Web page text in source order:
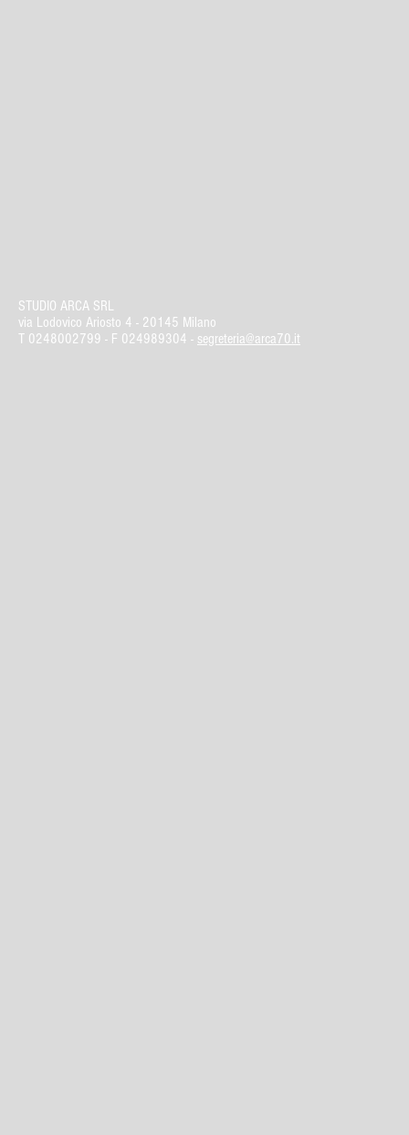
STUDIO ARCA SRL
via Lodovico Ariosto 4 - 20145 Milano
T 0248002799 - F 024989304 - segreteria@arca70.it